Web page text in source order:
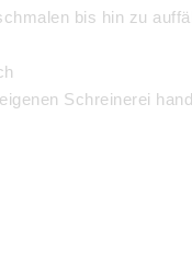
bis hin zu
Schreinerei